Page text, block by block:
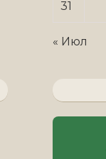
31
« Июл